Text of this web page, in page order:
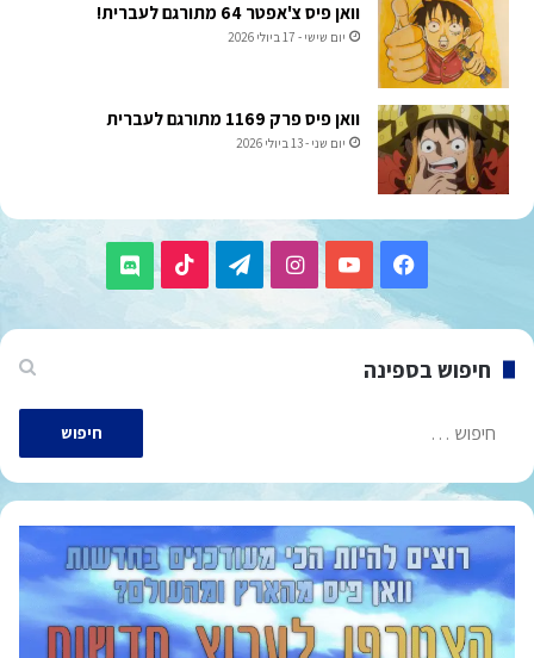
וואן פיס צ'אפטר 64 מתורגם לעברית!
יום שישי - 17 ביולי 2026
וואן פיס פרק 1169 מתורגם לעברית
יום שני - 13 ביולי 2026
Facebook
YouTube
Instagram
Telegram
TikTok
Discord
חיפוש בספינה
חיפוש: